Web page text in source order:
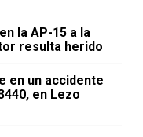
la AP-15 a la
resulta herido
en un accidente
en Lezo